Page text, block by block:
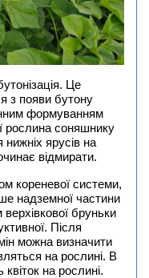
Це
з появи бутону
формуванням
рослина соняшнику
ярусів на
відмирати.
кореневої системи,
надземної частини
бруньки
Після
можна визначити
на рослині. В
квіток на рослині.